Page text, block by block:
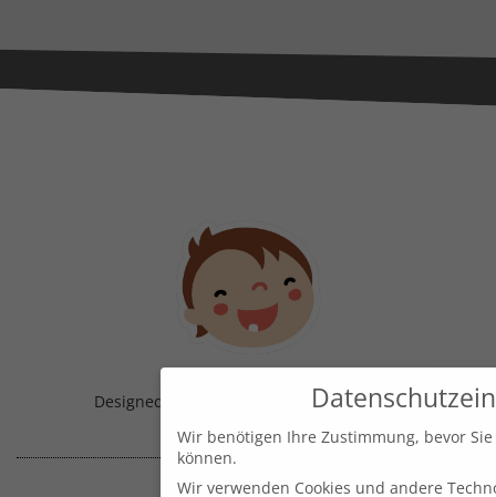
Designed & Handmade with in Austria!
Wir benötigen Ihre Zustimmung, bevor
können.
Wir verwenden Cookies und andere